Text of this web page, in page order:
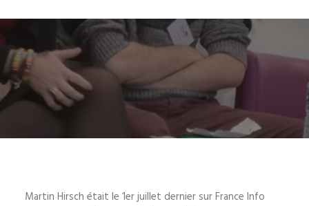
Martin Hirsch était le 1er juillet dernier sur France Info